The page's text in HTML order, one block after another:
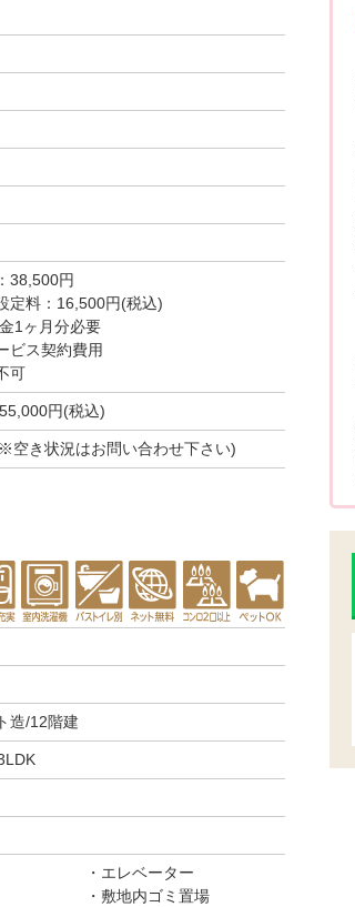
38,500円
定料：16,500円(税込)
1ヶ月分必要
ス契約費用
可
円(税込)
空き状況はお問い合わせ下さい)
造/12階建
エレベーター
敷地内ゴミ置場